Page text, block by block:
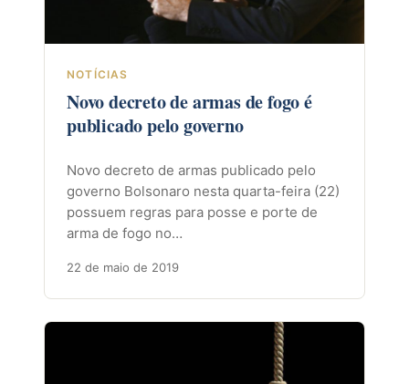
NOTÍCIAS
Novo decreto de armas de fogo é
publicado pelo governo
Novo decreto de armas publicado pelo
governo Bolsonaro nesta quarta-feira (22)
possuem regras para posse e porte de
arma de fogo no…
22 de maio de 2019